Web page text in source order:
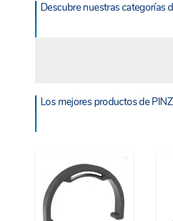
Descubre nuestras categorías
Los mejores productos de